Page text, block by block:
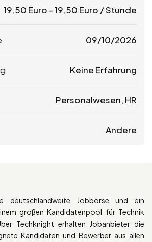
19,50 Euro -19,50 Euro / Stunde
09/10/2026
Keine Erfahrung
Personalwesen, HR
Andere
deutschlandweite Jobbörse und ein
großen Kandidatenpool für Technik
Techknight erhalten Jobanbieter die
Kandidaten und Bewerber aus allen